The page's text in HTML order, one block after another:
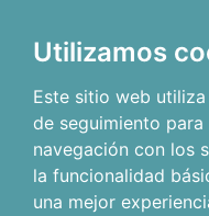
Utilizamos
Este sitio web
de seguimiento
navegación con los
la funcionalidad
una mejor